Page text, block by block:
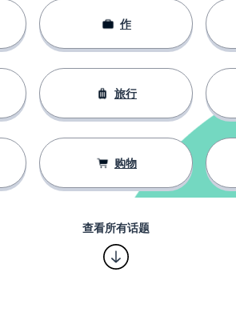
作
旅行
购物
查看所有话题